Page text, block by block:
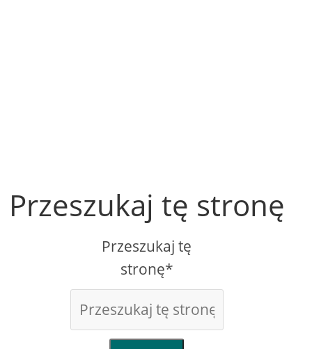
Przeszukaj tę stronę
Przeszukaj tę
stronę*